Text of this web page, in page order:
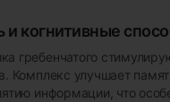
и когнитивные
гребенчатого
Комплекс улучшает
информации, что